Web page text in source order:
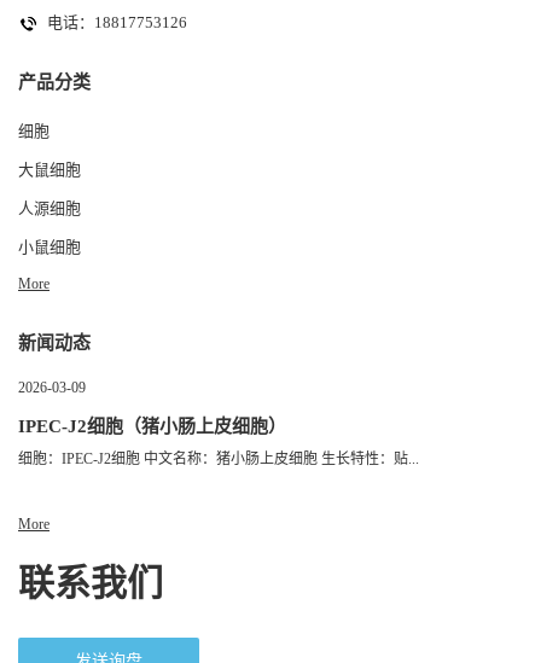
电话：18817753126
产品分类
细胞
大鼠细胞
人源细胞
小鼠细胞
More
新闻动态
2026-03-09
IPEC-J2细胞（猪小肠上皮细胞）
细胞：IPEC-J2细胞 中文名称：猪小肠上皮细胞 生长特性：贴...
More
联系我们